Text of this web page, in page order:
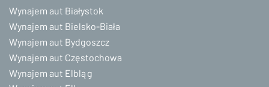
Wynajem aut Białystok
Wynajem aut Bielsko-Biała
Wynajem aut Bydgoszcz
Wynajem aut Częstochowa
Wynajem aut Elbląg